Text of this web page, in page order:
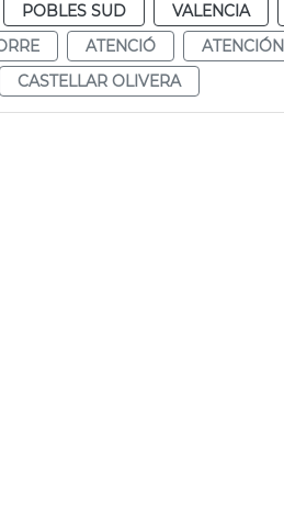
POBLES SUD VALENCIA
ATENCIÓ ATENCIÓN
CASTELLAR OLIVERA